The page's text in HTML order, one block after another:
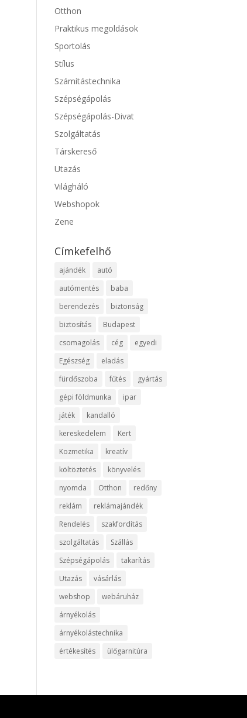
Otthon
Praktikus megoldások
Sportolás
Stílus
Számítástechnika
Szépségápolás
Szépségápolás-Divat
Szolgáltatás
Társkereső
Utazás
Világháló
Webshopok
Zene
Címkefelhő
ajándék
autó
autómentés
baba
berendezés
biztonság
biztosítás
Budapest
csomagolás
cég
egyedi
Egészség
eladás
fürdőszoba
fűtés
gyártás
gépi földmunka
ipar
játék
kandalló
kereskedelem
Kert
Kozmetika
kreatív
költöztetés
könyvelés
nyomda
Otthon
redőny
reklám
reklámajándék
Rendelés
szakfordítás
szolgáltatás
Szállás
Szépségápolás
takarítás
Utazás
vásárlás
webshop
webáruház
árnyékolás
árnyékolástechnika
értékesítés
ülőgarnitúra